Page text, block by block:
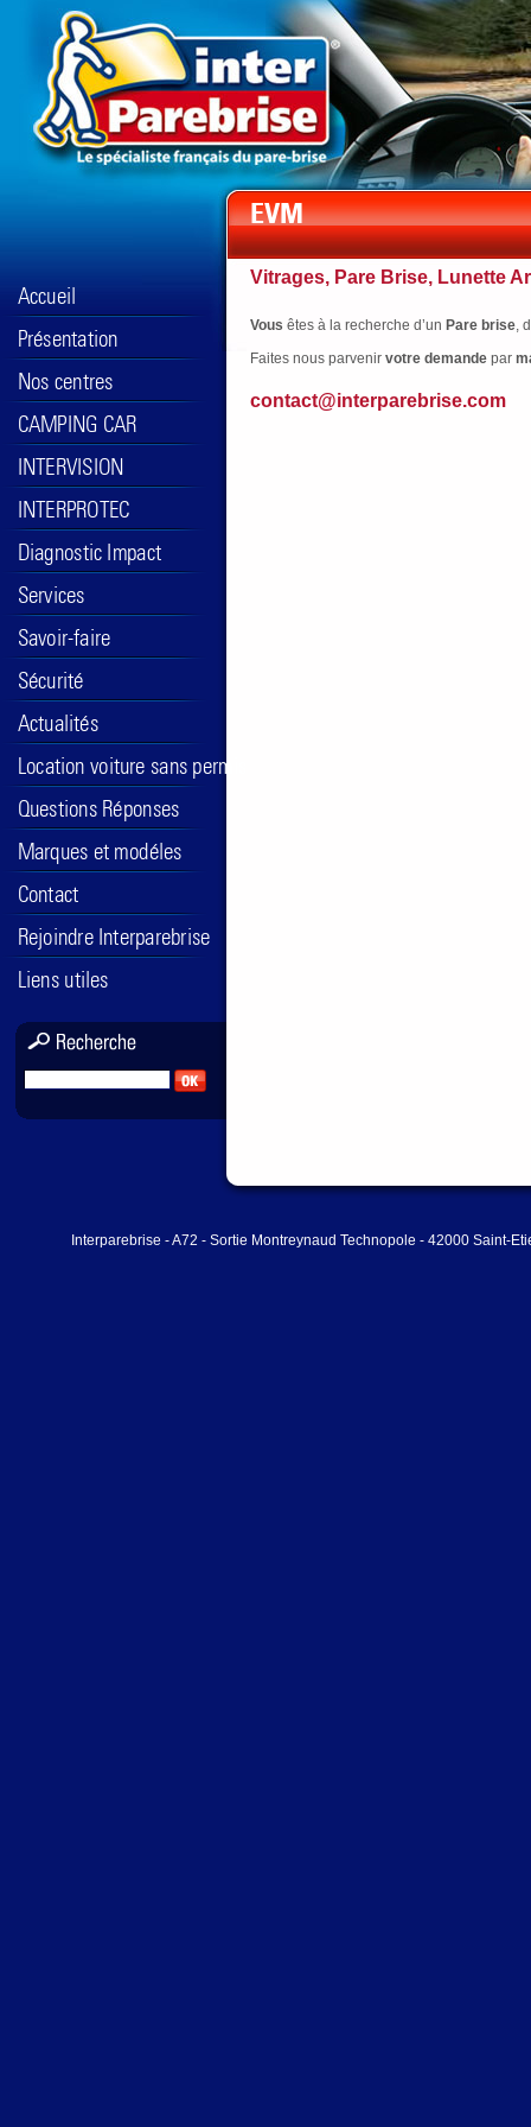
Vitrages, Pare Brise, Lunette
Vous êtes à la recherche d’un Pare brise,
Faites nous parvenir votre demande par
contact@interparebrise.com
Interparebrise - A72 - Sortie Montreynaud Technopole - 42000 Saint-